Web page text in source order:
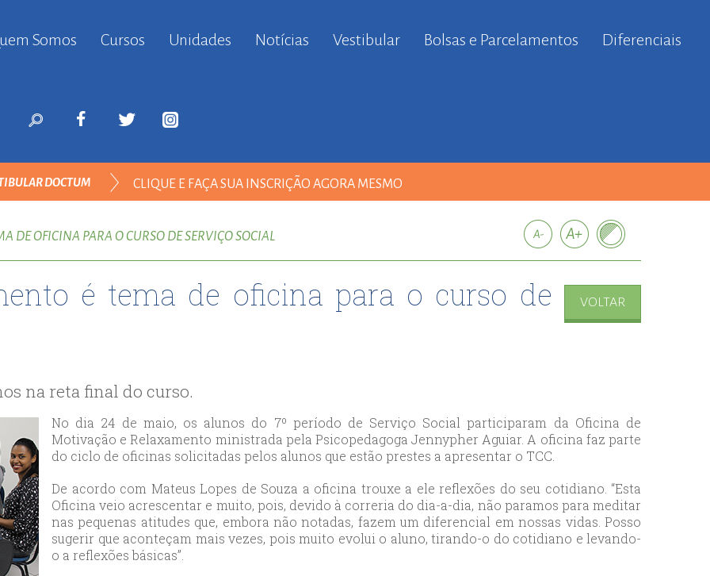
Somos
Cursos Unidades Notícias Vestibular Bolsas e Parcelamentos Diferenciais
DOCTUM CLIQUE E FAÇA SUA INSCRIÇÃO AGORA MESMO
DE OFICINA PARA O CURSO DE SERVIÇO SOCIAL
DIREITO
é tema de oficina para o curso de
VOLTAR
na reta final do curso.
No dia 24 de maio, os alunos do 7º período de Serviço Social participaram da Oficina de
Motivação e Relaxamento ministrada pela Psicopedagoga Jennypher Aguiar. A oficina faz parte
do ciclo de oficinas solicitadas pelos alunos que estão prestes a apresentar o TCC.
De acordo com Mateus Lopes de Souza a oficina trouxe a ele reflexões do seu cotidiano. “Esta
Oficina veio acrescentar e muito, pois, devido à correria do dia-a-dia, não paramos para meditar
nas pequenas atitudes que, embora não notadas, fazem um diferencial em nossas vidas. Posso
sugerir que aconteçam mais vezes, pois muito evolui o aluno, tirando-o do cotidiano e levando-
o a reflexões básicas”.